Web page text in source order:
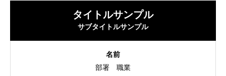
タイトルサンプル
サブタイトルサンプル
名前
部署
職業